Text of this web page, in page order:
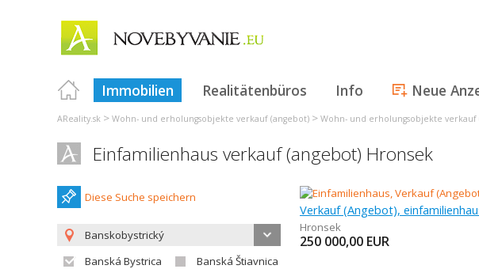
Immobilien Realitätenbüros Info Neue
AReality.sk > Wohn- und erholungsobjekte verkauf (angebot) > Wohn- und erholungsobjekte verkauf
Einfamilienhaus verkauf (angebot) Hronsek
Diese Suche speichern
Banskobystrický
Banská Bystrica
Banská Štiavnica
Hronsek
250 000,00 EUR